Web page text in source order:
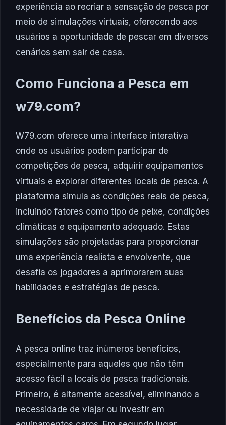
experiência ao recriar a sensação de pesca por
meio de simulações virtuais, oferecendo aos
usuários a oportunidade de pescar em diversos
cenários sem sair de casa.
Como Funciona a Pesca em
w79.com?
W79.com oferece uma interface interativa
onde os usuários podem participar de
competições de pesca, adquirir equipamentos
virtuais e explorar diferentes locais de pesca. A
plataforma simula as condições reais de pesca,
incluindo fatores como tipo de peixe, condições
climáticas e equipamento adequado. Estas
simulações são projetadas para proporcionar
uma experiência realista e envolvente, que
desafia os jogadores a aprimorarem suas
habilidades e estratégias de pesca.
Benefícios da Pesca Online
A pesca online traz inúmeros benefícios,
especialmente para aqueles que não têm
acesso fácil a locais de pesca tradicionais.
Primeiro, é altamente acessível, eliminando a
necessidade de viajar ou investir em